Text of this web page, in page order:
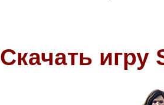
Скачать